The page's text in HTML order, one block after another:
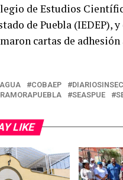
de Estudios
de Puebla (IEDEP),
cartas de adhesión
AGUA COBAEP
SEASPUE
LIKE